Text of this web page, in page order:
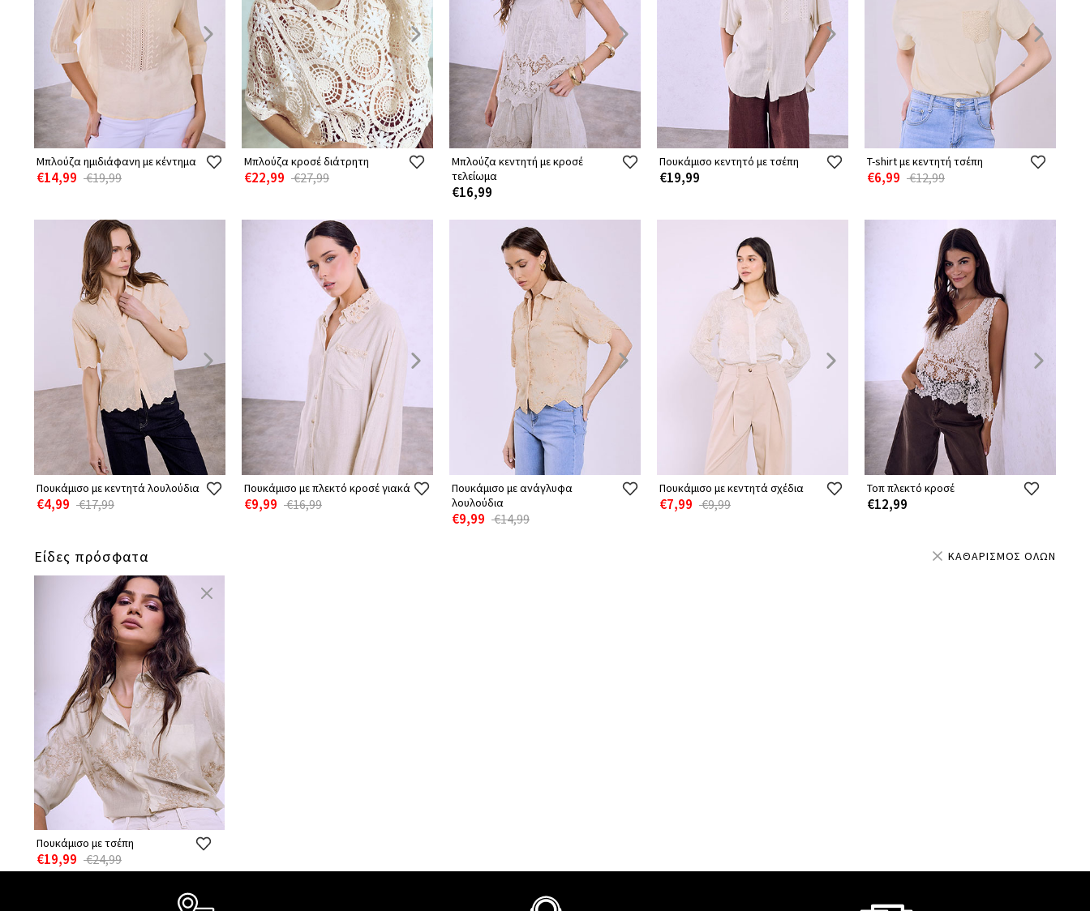
Μπλούζα ημιδιάφανη με κέντημα
€14,99 €19,99
Μπλούζα κροσέ διάτρητη
€22,99 €27,99
Μπλούζα κεντητή με κροσέ
τελείωμα
€16,99
Πουκάμισο κεντητό με τσέπη
€19,99
T-shirt με κεντητή τσέπη
€6,99 €12,99
Πουκάμισο με κεντητά λουλούδια
€4,99 €17,99
Πουκάμισο με πλεκτό κροσέ γιακά
€9,99 €16,99
Πουκάμισο με ανάγλυφα
λουλούδια
€9,99 €14,99
Πουκάμισο με κεντητά σχέδια
€7,99 €9,99
Τοπ πλεκτό κροσέ
€12,99
Είδες πρόσφατα ΚΑΘΑΡΙΣΜΟΣ ΟΛΩΝ
Πουκάμισο με τσέπη
€19,99 €24,99